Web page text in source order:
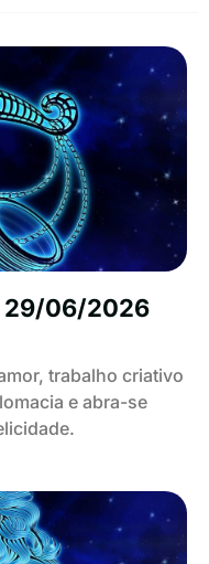
29/06/2026
trabalho criativo
e abra-se